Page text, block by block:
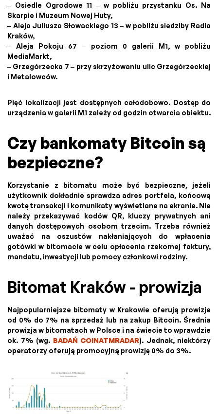
– Osiedle Ogrodowe 11 – w pobliżu przystanku Os. Na
Skarpie i Muzeum Nowej Huty,
– Aleja Juliusza Słowackiego 13 – w pobliżu siedziby Radia
Kraków,
– Aleja Pokoju 67 – poziom 0 galerii M1, w pobliżu
MediaMarkt,
– Grzegórzecka 7 – przy skrzyżowaniu ulic Grzegórzeckiej
i Metalowców.
Pięć lokalizacji jest dostępnych całodobowo. Dostęp do
urządzenia w galerii M1 zależy od godzin otwarcia obiektu.
Czy bankomaty Bitcoin są
bezpieczne?
Korzystanie z bitomatu może być bezpieczne, jeżeli
użytkownik dokładnie sprawdza adres portfela, końcową
kwotę transakcji i komunikaty wyświetlane na ekranie. Nie
należy przekazywać kodów QR, kluczy prywatnych ani
danych dostępowych osobom trzecim. Trzeba również
uważać na oszustów nakłaniających do wpłacenia
gotówki w bitomacie w celu opłacenia rzekomej faktury,
mandatu, inwestycji lub pomocy członkowi rodziny.
Bitomat Kraków - prowizja
Najpopularniejsze bitomaty w Krakowie oferują prowizje
od 0% do 7% na sprzedaż lub na zakup Bitcoin. Średnia
prowizja w bitomatach w Polsce i na świecie to wprawdzie
ok. 7% (wg. BADAŃ COINATMRADAR). Jednak, niektórzy
operatorzy oferują promocyjną prowizję 0% do 3%.